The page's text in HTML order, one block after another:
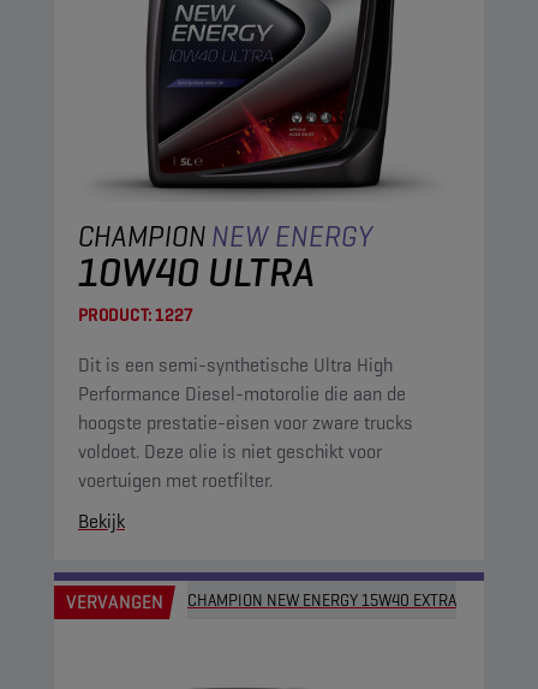
CHAMPIONNEW ENERGY
10W40 ULTRA
PRODUCT:1227
Dit is een semi-synthetische Ultra High
Performance Diesel-motorolie die aan de
hoogste prestatie-eisen voor zware trucks
voldoet. Deze olie is niet geschikt voor
voertuigen met roetfilter.
Bekijk
VERVANGEN CHAMPION NEW ENERGY 15W40 EXTRA